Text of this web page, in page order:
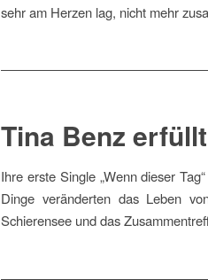
sehr am Herzen lag, nicht mehr
Tina Benz
Ihre erste Single „Wenn dieser
Dinge veränderten das Leben
Schierensee und das